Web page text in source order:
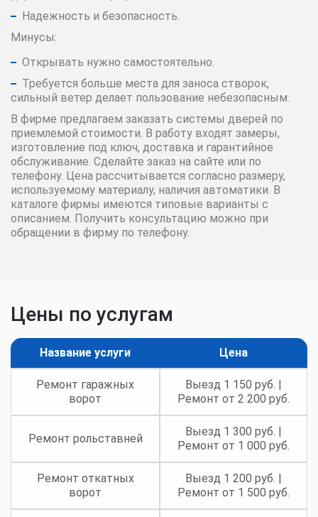
Надежность и безопасность.
Минусы:
Открывать нужно самостоятельно.
Требуется больше места для заноса створок,
сильный ветер делает пользование небезопасным.
В фирме предлагаем заказать системы дверей по
приемлемой стоимости. В работу входят замеры,
изготовление под ключ, доставка и гарантийное
обслуживание. Сделайте заказ на сайте или по
телефону. Цена рассчитывается согласно размеру,
используемому материалу, наличия автоматики. В
каталоге фирмы имеются типовые варианты с
описанием. Получить консультацию можно при
обращении в фирму по телефону.
Цены по услугам
Название услуги Цена
Ремонт гаражных
ворот
Выезд 1 150 руб. |
Ремонт от 2 200 руб.
Ремонт рольставней
Выезд 1 300 руб. |
Ремонт от 1 000 руб.
Ремонт откатных
ворот
Выезд 1 200 руб. |
Ремонт от 1 500 руб.